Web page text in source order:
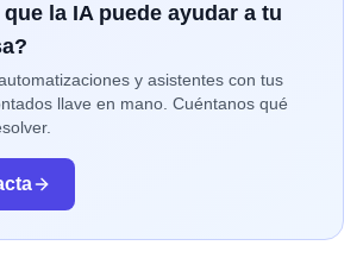
que la IA puede ayudar a tu
y asistentes con tus
llave en mano. Cuéntanos qué